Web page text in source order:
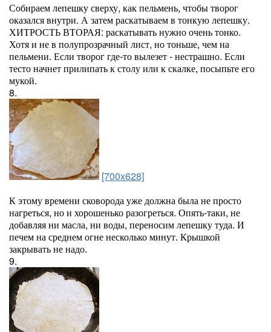
Собираем лепешку сверху, как пельмень, чтобы творог
оказался внутри. А затем раскатываем в тонкую лепешку.
ХИТРОСТЬ ВТОРАЯ: раскатывать нужно очень тонко.
Хотя и не в полупрозрачный лист, но тоньше, чем на
пельмени. Если творог где-то вылезет - нестрашно. Если
тесто начнет прилипать к столу или к скалке, посыпьте его
мукой.
8.
[700x628]
К этому времени сковорода уже должна была не просто
нагреться, но и хорошенько разогреться. Опять-таки, не
добавляя ни масла, ни воды, переносим лепешку туда. И
печем на среднем огне несколько минут. Крышкой
закрывать не надо.
9.